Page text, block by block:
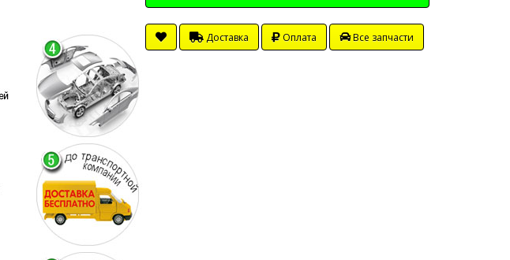
Доставка Оплата Все запчасти